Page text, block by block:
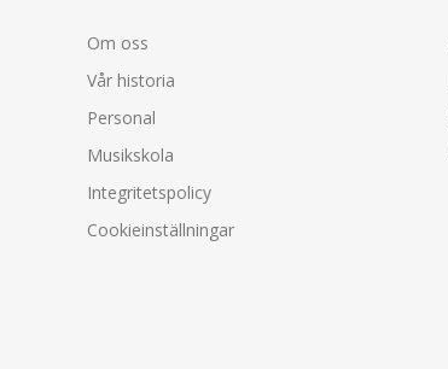
Om oss
Vår historia
Personal
Musikskola
Integritetspolicy
Cookieinställningar